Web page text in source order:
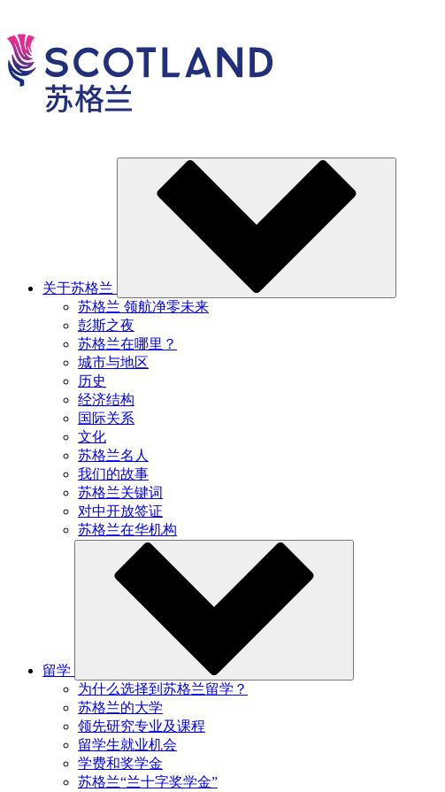
关于苏格兰
苏格兰 领航净零未来
彭斯之夜
苏格兰在哪里？
城市与地区
历史
经济结构
国际关系
文化
苏格兰名人
我们的故事
苏格兰关键词
对中开放签证
苏格兰在华机构
留学
为什么选择到苏格兰留学？
苏格兰的大学
领先研究专业及课程
留学生就业机会
学费和奖学金
苏格兰“兰十字奖学金”